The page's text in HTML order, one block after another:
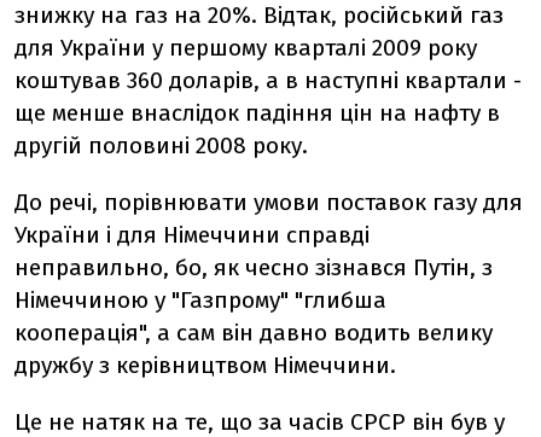
знижку на газ на 20%. Відтак, російський газ
для України у першому кварталі 2009 року
коштував 360 доларів, а в наступні квартали -
ще менше внаслідок падіння цін на нафту в
другій половині 2008 року.
До речі, порівнювати умови поставок газу для
України і для Німеччини справді
неправильно, бо, як чесно зізнався Путін, з
Німеччиною у "Газпрому" "глибша
кооперація", а сам він давно водить велику
дружбу з керівництвом Німеччини.
Це не натяк на те, що за часів СРСР він був у